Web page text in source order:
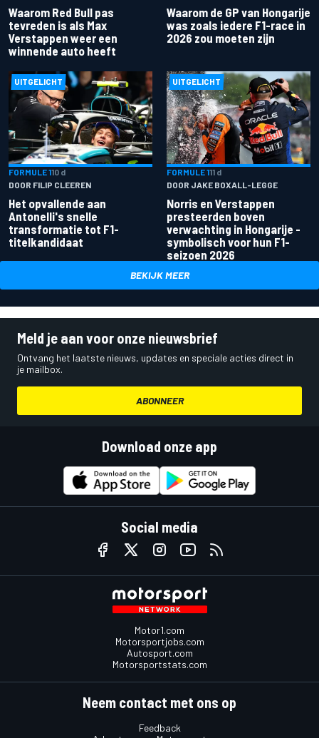
Waarom Red Bull pas
tevreden is als Max
Verstappen weer een
winnende auto heeft
Waarom de GP van Hongarije
was zoals iedere F1-race in
2026 zou moeten zijn
UITGELICHT
FORMULE 110 d
DOOR FILIP CLEEREN
Het opvallende aan
Antonelli's snelle
transformatie tot F1-
titelkandidaat
UITGELICHT
FORMULE 111 d
DOOR JAKE BOXALL-LEGGE
Norris en Verstappen
presteerden boven
verwachting in Hongarije -
symbolisch voor hun F1-
seizoen 2026
BEKIJK MEER
Meld je aan voor onze nieuwsbrief
Ontvang het laatste nieuws, updates en speciale acties direct in
je mailbox.
ABONNEER
Download onze app
Social media
Motor1.com
Motorsportjobs.com
Autosport.com
Motorsportstats.com
Neem contact met ons op
Feedback